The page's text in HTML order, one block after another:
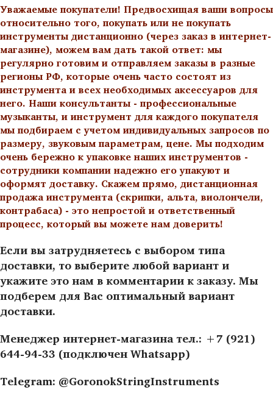
Уважаемые покупатели! Предвосхищая ваши вопросы
относительно того, покупать или не покупать
инструменты дистанционно (через заказ в интернет-
магазине), можем вам дать такой ответ: мы
регулярно готовим и отправляем заказы в разные
регионы РФ, которые очень часто состоят из
инструмента и всех необходимых аксессуаров для
него. Наши консультанты - профессиональные
музыканты, и инструмент для каждого покупателя
мы подбираем с учетом индивидуальных запросов по
размеру, звуковым параметрам, цене. Мы подходим
очень бережно к упаковке наших инструментов -
сотрудники компании надежно его упакуют и
оформят доставку. Скажем прямо, дистанционная
продажа инструмента (скрипки, альта, виолончели,
контрабаса) - это непростой и ответственный
процесс, который вы можете нам доверить!
Если вы затрудняетесь с выбором типа
доставки, то выберите любой вариант и
укажите это нам в комментарии к заказу. Мы
подберем для Вас оптимальный вариант
доставки.
Менеджер интернет-магазина тел.: +7 (921)
644-94-33 (подключен Whatsapp)
Telegram: @GoronokStringInstruments